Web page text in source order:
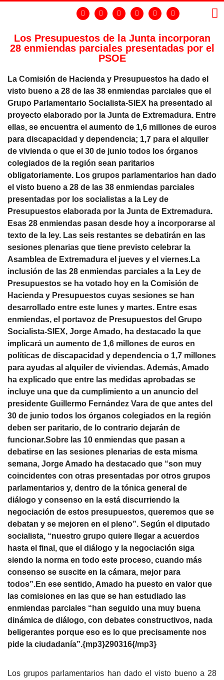
Los Presupuestos de la Junta incorporan
28 enmiendas parciales presentadas por el
PSOE
La Comisión de Hacienda y Presupuestos ha dado el
visto bueno a 28 de las 38 enmiendas parciales que el
Grupo Parlamentario Socialista-SIEX ha presentado al
proyecto elaborado por la Junta de Extremadura. Entre
ellas, se encuentra el aumento de 1,6 millones de euros
para discapacidad y dependencia; 1,7 para el alquiler
de vivienda o que el 30 de junio todos los órganos
colegiados de la región sean paritarios
obligatoriamente. Los grupos parlamentarios han dado
el visto bueno a 28 de las 38 enmiendas parciales
presentadas por los socialistas a la Ley de
Presupuestos elaborada por la Junta de Extremadura.
Esas 28 enmiendas pasan desde hoy a incorporarse al
texto de la ley. Las seis restantes se debatirán en las
sesiones plenarias que tiene previsto celebrar la
Asamblea de Extremadura el jueves y el viernes.La
inclusión de las 28 enmiendas parciales a la Ley de
Presupuestos se ha votado hoy en la Comisión de
Hacienda y Presupuestos cuyas sesiones se han
desarrollado entre este lunes y martes. Entre esas
enmiendas, el portavoz de Presupuestos del Grupo
Socialista-SIEX, Jorge Amado, ha destacado la que
implicará un aumento de 1,6 millones de euros en
políticas de discapacidad y dependencia o 1,7 millones
para ayudas al alquiler de viviendas. Además, Amado
ha explicado que entre las medidas aprobadas se
incluye una que da cumplimiento a un anuncio del
presidente Guillermo Fernández Vara de que antes del
30 de junio todos los órganos colegiados en la región
deben ser paritario, de lo contrario dejarán de
funcionar.Sobre las 10 enmiendas que pasan a
debatirse en las sesiones plenarias de esta misma
semana, Jorge Amado ha destacado que “son muy
coincidentes con otras presentadas por otros grupos
parlamentarios y, dentro de la tónica general de
diálogo y consenso en la está discurriendo la
negociación de estos presupuestos, queremos que se
debatan y se mejoren en el pleno”. Según el diputado
socialista, “nuestro grupo quiere llegar a acuerdos
hasta el final, que el diálogo y la negociación siga
siendo la norma en todo este proceso, cuando más
consenso se suscite en la cámara, mejor para
todos”.En ese sentido, Amado ha puesto en valor que
las comisiones en las que se han estudiado las
enmiendas parciales “han seguido una muy buena
dinámica de diálogo, con debates constructivos, nada
beligerantes porque eso es lo que precisamente nos
pide la ciudadanía”.{mp3}290316{/mp3}
Los grupos parlamentarios han dado el visto bueno a 28